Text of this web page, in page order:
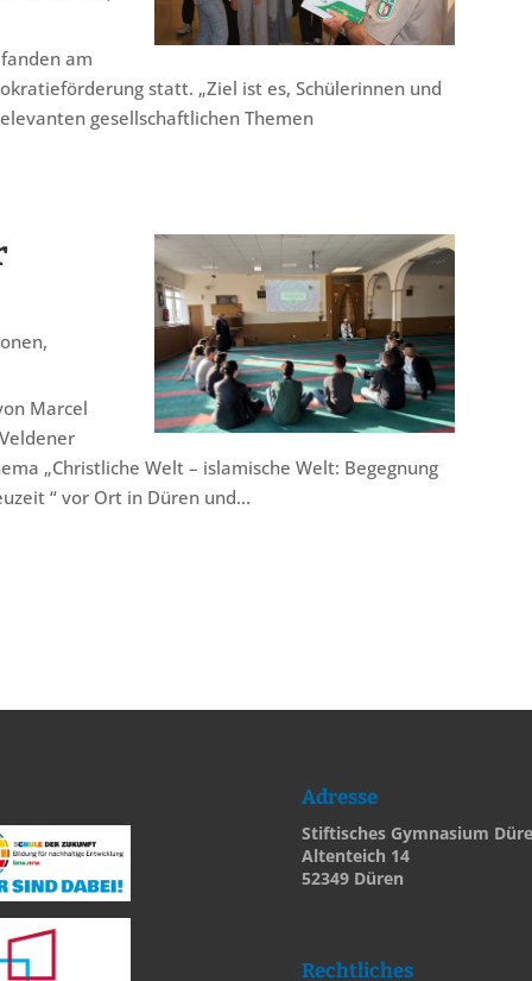
am
statt. „Ziel ist es, Schülerinnen und
gesellschaftlichen Themen
,
Marcel
„Christliche Welt – islamische Welt: Begegnung
“ vor Ort in Düren und...
Adresse
Stiftisches Gymnasium
Altenteich 14
52349 Düren
Rechtliches